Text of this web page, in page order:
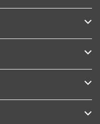
ン)
・シャンベルタン)
ヴェルジュレス)
ルミタージュ)
ュ・パプ)
プ)